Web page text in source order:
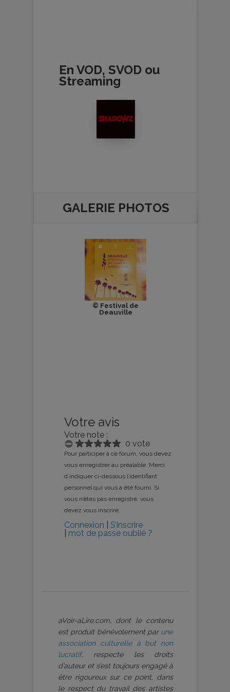
En VOD, SVOD ou
Streaming
GALERIE PHOTOS
© Festival de
Deauville
Votre avis
Votre note :
0 vote
Pour participer à ce forum, vous devez
vous enregistrer au préalable. Merci
d’indiquer ci-dessous l’identifiant
personnel qui vous a été fourni. Si
vous n’êtes pas enregistré, vous
devez vous inscrire.
Connexion
S’inscrire
mot de passe oublié ?
aVoir-aLire.com, dont le contenu
est produit bénévolement par une
association culturelle à but non
lucratif, respecte les droits
d’auteur et s’est toujours engagé à
être rigoureux sur ce point, dans
le respect du travail des artistes